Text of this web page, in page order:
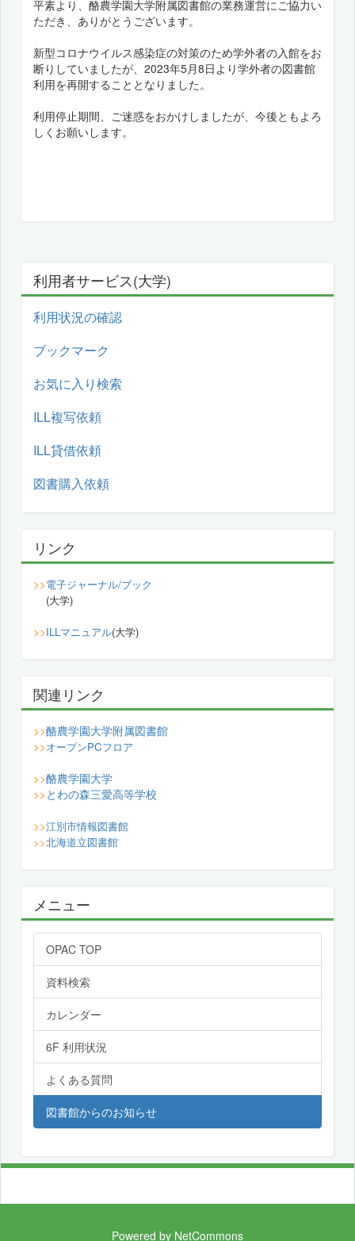
平素より、酪農学園大学附属図書館の業務運営にご協力い
ただき、ありがとうございます。
新型コロナウイルス感染症の対策のため学外者の入館をお
断りしていましたが、2023年5月8日より学外者の図書館
利用を再開することとなりました。
利用停止期間、ご迷惑をおかけしましたが、今後ともよろ
しくお願いします。
利用者サービス(大学)
利用状況の確認
ブックマーク
お気に入り検索
ILL複写依頼
ILL貸借依頼
図書購入依頼
リンク
>>電子ジャーナル/ブック
(大学)
>>ILLマニュアル(大学)
関連リンク
>>酪農学園大学附属図書館
>>オープンPCフロア
>>酪農学園大学
>> とわの森三愛高等学校
>>江別市情報図書館
>>北海道立図書館
メニュー
OPAC TOP
資料検索
カレンダー
6F 利用状況
よくある質問
図書館からのお知らせ
Powered by NetCommons